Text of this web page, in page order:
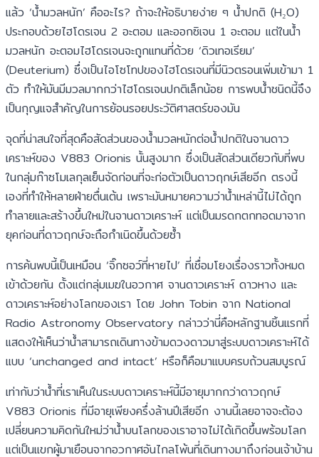
แล้ว ‘น้ำมวลหนัก’ คืออะไร? ถ้าจะให้อธิบายง่าย ๆ น้ำปกติ (H₂O)
ประกอบด้วยไฮโดรเจน 2 อะตอม และออกซิเจน 1 อะตอม แต่ในน้ำ
มวลหนัก อะตอมไฮโดรเจนจะถูกแทนที่ด้วย ‘ดิวเทอเรียม’
(Deuterium) ซึ่งเป็นไอโซโทปของไฮโดรเจนที่มีนิวตรอนเพิ่มเข้ามา 1
ตัว ทำให้มันมีมวลมากกว่าไฮโดรเจนปกติเล็กน้อย การพบน้ำชนิดนี้จึง
เป็นกุญแจสำคัญในการย้อนรอยประวัติศาสตร์ของมัน
จุดที่น่าสนใจที่สุดคือสัดส่วนของน้ำมวลหนักต่อน้ำปกติในจานดาว
เคราะห์ของ V883 Orionis นั้นสูงมาก ซึ่งเป็นสัดส่วนเดียวกับที่พบ
ในกลุ่มก๊าซโมเลกุลเย็นจัดก่อนที่จะก่อตัวเป็นดาวฤกษ์เสียอีก ตรงนี้
เองที่ทำให้หลายฝ่ายตื่นเต้น เพราะมันหมายความว่าน้ำเหล่านี้ไม่ได้ถูก
ทำลายและสร้างขึ้นใหม่ในจานดาวเคราะห์ แต่เป็นมรดกตกทอดมาจาก
ยุคก่อนที่ดาวฤกษ์จะถือกำเนิดขึ้นด้วยซ้ำ
การค้นพบนี้เป็นเหมือน ‘จิ๊กซอว์ที่หายไป’ ที่เชื่อมโยงเรื่องราวทั้งหมด
เข้าด้วยกัน ตั้งแต่กลุ่มเมฆในอวกาศ จานดาวเคราะห์ ดาวหาง และ
ดาวเคราะห์อย่างโลกของเรา โดย John Tobin จาก National
Radio Astronomy Observatory กล่าวว่านี่คือหลักฐานชิ้นแรกที่
แสดงให้เห็นว่าน้ำสามารถเดินทางข้ามดวงดาวมาสู่ระบบดาวเคราะห์ได้
แบบ ‘unchanged and intact’ หรือก็คือมาแบบครบถ้วนสมบูรณ์
เท่ากับว่าน้ำที่เราเห็นในระบบดาวเคราะห์นี้มีอายุมากกว่าดาวฤกษ์
V883 Orionis ที่มีอายุเพียงครึ่งล้านปีเสียอีก งานนี้เลยอาจจะต้อง
เปลี่ยนความคิดกันใหม่ว่าน้ำบนโลกของเราอาจไม่ได้เกิดขึ้นพร้อมโลก
แต่เป็นแขกผู้มาเยือนจากอวกาศอันไกลโพ้นที่เดินทางมาถึงก่อนเจ้าบ้าน